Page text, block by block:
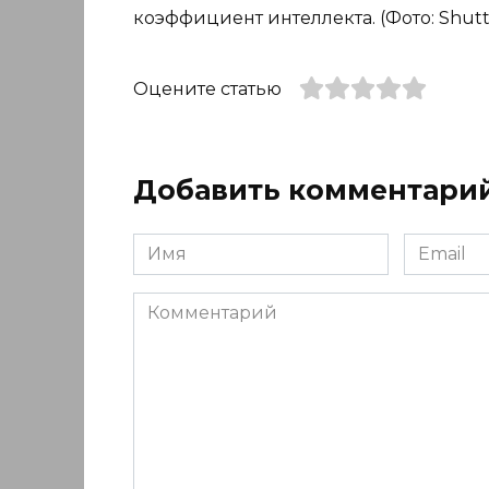
коэффициент интеллекта. (Фото:
Оцените статью
Добавить
Имя
*
Email
*
Комментарий